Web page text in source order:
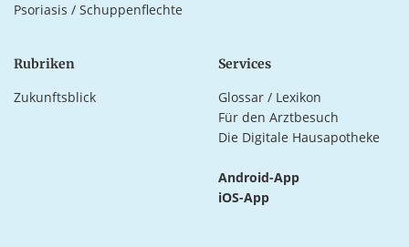
Psoriasis / Schuppenflechte
Rubriken
Zukunftsblick
Services
Glossar / Lexikon
Für den Arztbesuch
Die Digitale Hausapotheke
Android-App
iOS-App